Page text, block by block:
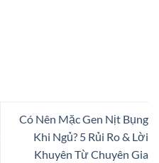
Có Nên Mặc Gen Nịt Bụng
Khi Ngủ? 5 Rủi Ro & Lời
Khuyên Từ Chuyên Gia